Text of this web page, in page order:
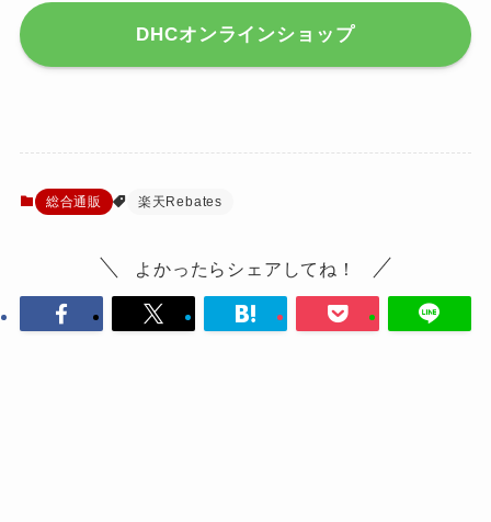
DHCオンラインショップ
総合通販 楽天Rebates
よかったらシェアしてね！